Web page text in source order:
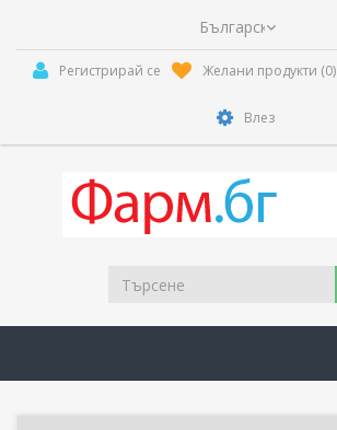
Регистрирай се Желани продукти (0)
Влез